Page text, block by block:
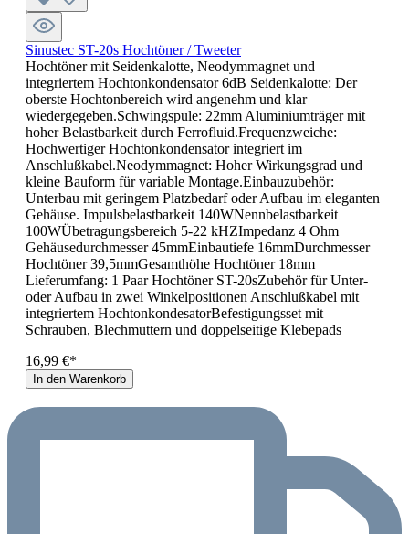
Sinustec ST-20s Hochtöner / Tweeter
Hochtöner mit Seidenkalotte, Neodymmagnet und
integriertem Hochtonkondensator 6dB Seidenkalotte: Der
oberste Hochtonbereich wird angenehm und klar
wiedergegeben.Schwingspule: 22mm Aluminiumträger mit
hoher Belastbarkeit durch Ferrofluid.Frequenzweiche:
Hochwertiger Hochtonkondensator integriert im
Anschlußkabel.Neodymmagnet: Hoher Wirkungsgrad und
kleine Bauform für variable Montage.Einbauzubehör:
Unterbau mit geringem Platzbedarf oder Aufbau im eleganten
Gehäuse. Impulsbelastbarkeit 140WNennbelastbarkeit
100WÜbetragungsbereich 5-22 kHZImpedanz 4 Ohm
Gehäusedurchmesser 45mmEinbautiefe 16mmDurchmesser
Hochtöner 39,5mmGesamthöhe Hochtöner 18mm
Lieferumfang: 1 Paar Hochtöner ST-20sZubehör für Unter-
oder Aufbau in zwei Winkelpositionen Anschlußkabel mit
integriertem HochtonkondesatorBefestigungsset mit
Schrauben, Blechmuttern und doppelseitige Klebepads
16,99 €*
In den Warenkorb